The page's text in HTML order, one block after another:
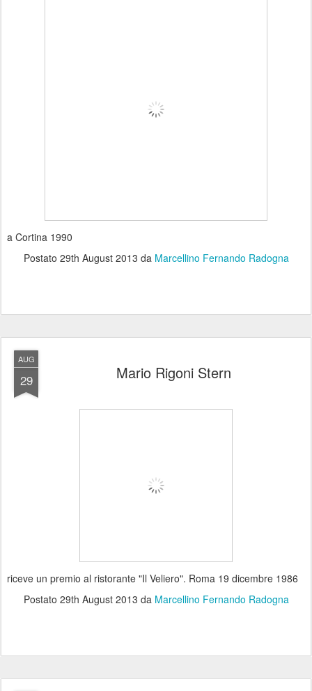
a Cortina 1990
Postato 29th August 2013 da Marcellino Fernando Radogna
AUG
29 Mario Rigoni Stern
riceve un premio al ristorante "Il Veliero". Roma 19 dicembre 1986
Postato 29th August 2013 da Marcellino Fernando Radogna